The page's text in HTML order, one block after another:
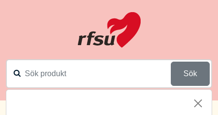
Sök